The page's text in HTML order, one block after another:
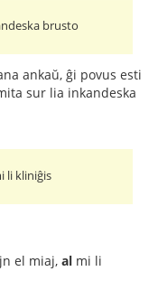
brusto
ankaŭ, ĝi povus esti
sur lia inkandeska
li kliniĝis
el miaj, al mi li